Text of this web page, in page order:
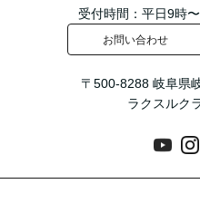
受付時間：平日9時
お問い合わせ
〒500-8288 岐阜県
ラクスルク